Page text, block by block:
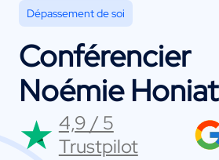
Dépassement de soi
Conférencier
Noémie Honiat
4,9 / 5
Trustpilot